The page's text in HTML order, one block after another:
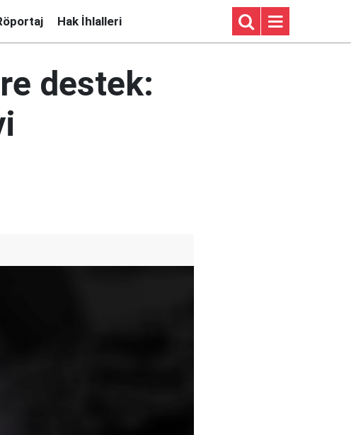
Hak İhlalleri
destek: